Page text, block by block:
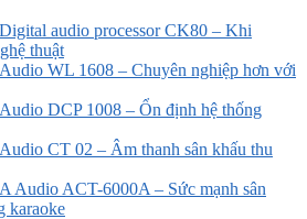
audio processor CK80 – Khi
thuật
WL 1608 – Chuyên nghiệp hơn với
DCP 1008 – Ổn định hệ thống
CT 02 – Âm thanh sân khấu thu
Audio ACT-6000A – Sức mạnh sân
karaoke